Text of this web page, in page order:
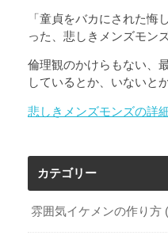
「童貞をバカにされた悔
った、悲しきメンズモンズ
倫理観のかけらもない、
しているとか、いないとか
悲しきメンズモンズの詳
カテゴリー
雰囲気イケメンの作り方